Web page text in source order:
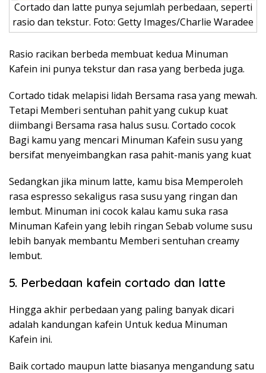
Cortado dan latte punya sejumlah perbedaan, seperti
rasio dan tekstur. Foto: Getty Images/Charlie Waradee
Rasio racikan berbeda membuat kedua Minuman
Kafein ini punya tekstur dan rasa yang berbeda juga.
Cortado tidak melapisi lidah Bersama rasa yang mewah.
Tetapi Memberi sentuhan pahit yang cukup kuat
diimbangi Bersama rasa halus susu. Cortado cocok
Bagi kamu yang mencari Minuman Kafein susu yang
bersifat menyeimbangkan rasa pahit-manis yang kuat
Sedangkan jika minum latte, kamu bisa Memperoleh
rasa espresso sekaligus rasa susu yang ringan dan
lembut. Minuman ini cocok kalau kamu suka rasa
Minuman Kafein yang lebih ringan Sebab volume susu
lebih banyak membantu Memberi sentuhan creamy
lembut.
5. Perbedaan kafein cortado dan latte
Hingga akhir perbedaan yang paling banyak dicari
adalah kandungan kafein Untuk kedua Minuman
Kafein ini.
Baik cortado maupun latte biasanya mengandung satu